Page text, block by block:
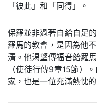
「彼此」和「同得」。
保羅並非過著自給自足
羅馬的教會，是因為他
清。他渴望傳福音給羅
（使徒行傳9章15節）
家，也是一位充滿熱忱